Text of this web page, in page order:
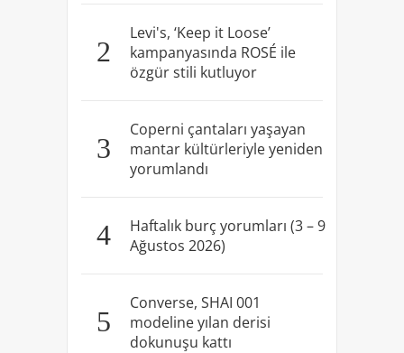
2
Levi's, ‘Keep it Loose’
kampanyasında ROSÉ ile
özgür stili kutluyor
3
Coperni çantaları yaşayan
mantar kültürleriyle yeniden
yorumlandı
4
Haftalık burç yorumları (3 – 9
Ağustos 2026)
5
Converse, SHAI 001
modeline yılan derisi
dokunuşu kattı